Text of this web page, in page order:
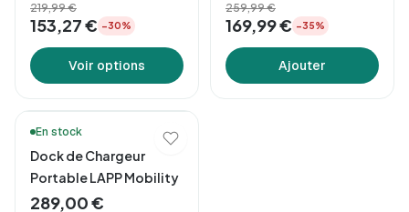
Câble 7 m
219,99 €
153,27 € −30%
Voir options
App + Câble 7m
259,99 €
169,99 € −35%
Ajouter
En stock
Dock de Chargeur
Portable LAPP Mobility
289,00 €